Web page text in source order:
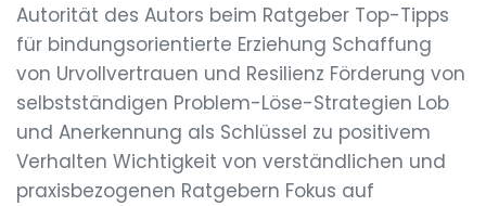
Autorität des Autors beim Ratgeber Top-Tipps
für bindungsorientierte Erziehung Schaffung
von Urvollvertrauen und Resilienz Förderung von
selbstständigen Problem-Löse-Strategien Lob
und Anerkennung als Schlüssel zu positivem
Verhalten Wichtigkeit von verständlichen und
praxisbezogenen Ratgebern Fokus auf